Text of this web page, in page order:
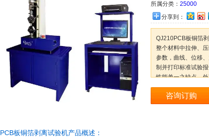
所属分类： 25000
分享到：
QJ210PCB板铜箔
整个材料中拉伸、
参数，曲线、位移
制并打印标准试验
性能单一之缺点。
咨询订购
PCB板铜箔剥离试验机产品概述：